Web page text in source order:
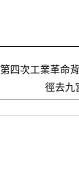
第四次工業革命
徑去九